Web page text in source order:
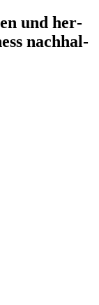
und her­
nach­hal­